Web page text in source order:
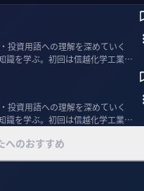
投資用語への理解を深めていく
識を学ぶ。初回は信越化学工業を
投資用語への理解を深めていく
識を学ぶ。初回は信越化学工業を
へのおすすめ